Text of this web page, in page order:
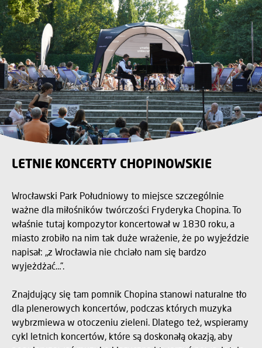
LETNIE KONCERTY CHOPINOWSKIE
Wrocławski Park Południowy to miejsce szczególnie
ważne dla miłośników twórczości Fryderyka Chopina. To
właśnie tutaj kompozytor koncertował w 1830 roku, a
miasto zrobiło na nim tak duże wrażenie, że po wyjeździe
napisał: „z Wrocławia nie chciało nam się bardzo
wyjeżdżać…”.
Znajdujący się tam pomnik Chopina stanowi naturalne tło
dla plenerowych koncertów, podczas których muzyka
wybrzmiewa w otoczeniu zieleni. Dlatego też, wspieramy
cykl letnich koncertów, które są doskonałą okazją, aby